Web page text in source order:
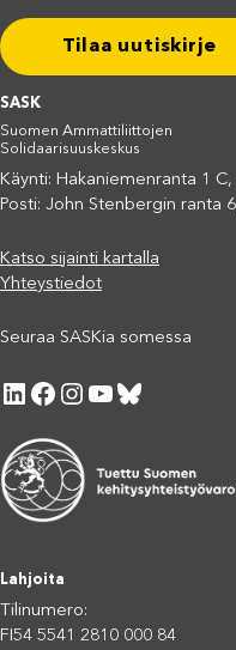
Tilaa uutiskirje
SASK
Suomen Ammattiliittojen
Solidaarisuuskeskus
Käynti: Hakaniemenranta 1 C,
Posti: John Stenbergin ranta
Katso sijainti kartalla
Yhteystiedot
Seuraa SASKia somessa
LinkedIn Facebook Instagram YouTube Bluesky
Lahjoita
Tilinumero:
FI54 5541 2810 000 84